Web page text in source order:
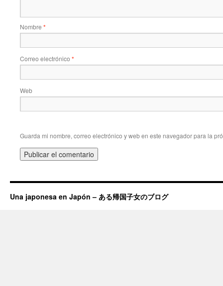
Nombre *
Correo electrónico *
Web
Guarda mi nombre, correo electrónico y web en este navegador para la
Una japonesa en Japón – ある帰国子女のブログ